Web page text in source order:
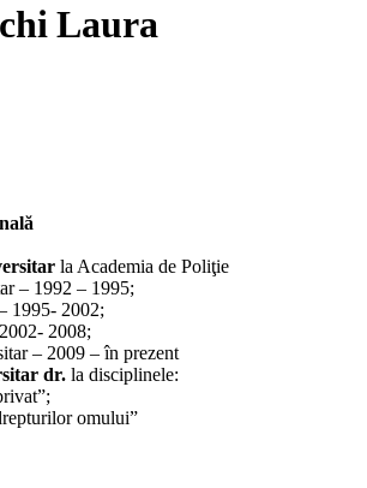
Laura
la Academia de Poliţie
– 1992 – 1995;
1995- 2002;
2008;
– 2009 – în prezent
dr. la disciplinele:
omului”